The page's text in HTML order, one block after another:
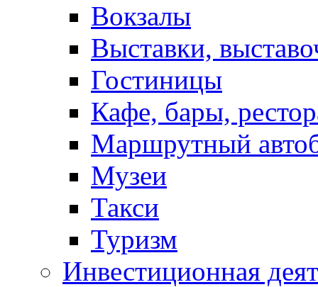
Вокзалы
Выставки,
Гостиницы
Кафе, бары,
Маршрутный
Музеи
Такси
Туризм
Инвестиционная